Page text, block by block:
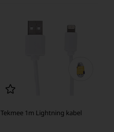
Tekmee 1m Lightning kabel